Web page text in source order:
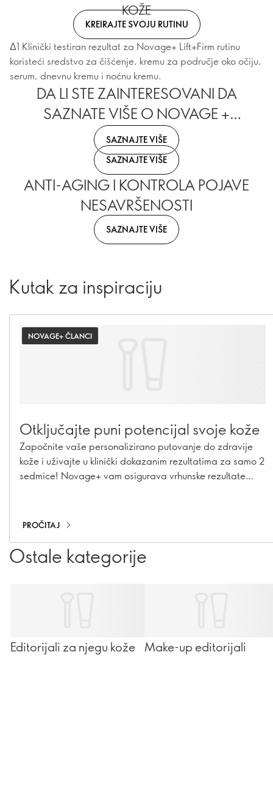
KOŽE
KREIRAJTE SVOJU RUTINU
Δ1 Klinički testiran rezultat za Novage+ Lift+Firm rutinu
koristeći sredstvo za čišćenje, kremu za područje oko očiju,
serum, dnevnu kremu i noćnu kremu.
DA LI STE ZAINTERESOVANI DA
SAZNATE VIŠE O NOVAGE +
RUTINAMA?
SAZNAJTE VIŠE
SAZNAJTE VIŠE
ANTI-AGING I KONTROLA POJAVE
NESAVRŠENOSTI
SAZNAJTE VIŠE
Kutak za inspiraciju
NOVAGE+ ČLANCI
Otključajte puni potencijal svoje kože
Započnite vaše personalizirano putovanje do zdravije
kože i uživajte u klinički dokazanim rezultatima za samo 2
sedmice! Novage+ vam osigurava vrhunske rezultate
PROČITAJ
Ostale kategorije
Editorijali za njegu kože Make-up editorijali